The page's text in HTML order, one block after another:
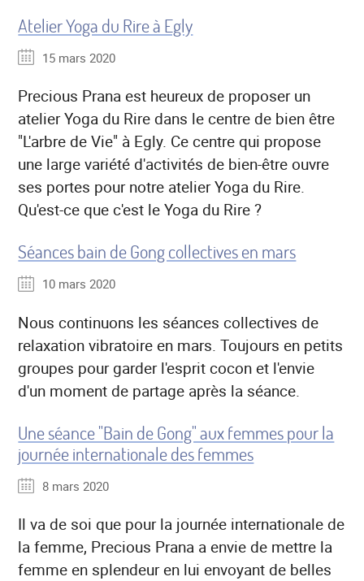
Atelier Yoga du Rire à Egly
15 mars 2020
Precious Prana est heureux de proposer un
atelier Yoga du Rire dans le centre de bien être
"L'arbre de Vie" à Egly. Ce centre qui propose
une large variété d'activités de bien-être ouvre
ses portes pour notre atelier Yoga du Rire.
Qu'est-ce que c'est le Yoga du Rire ?
Séances bain de Gong collectives en mars
10 mars 2020
Nous continuons les séances collectives de
relaxation vibratoire en mars. Toujours en petits
groupes pour garder l'esprit cocon et l'envie
d'un moment de partage après la séance.
Une séance "Bain de Gong" aux femmes pour la
journée internationale des femmes
8 mars 2020
Il va de soi que pour la journée internationale de
la femme, Precious Prana a envie de mettre la
femme en splendeur en lui envoyant de belles